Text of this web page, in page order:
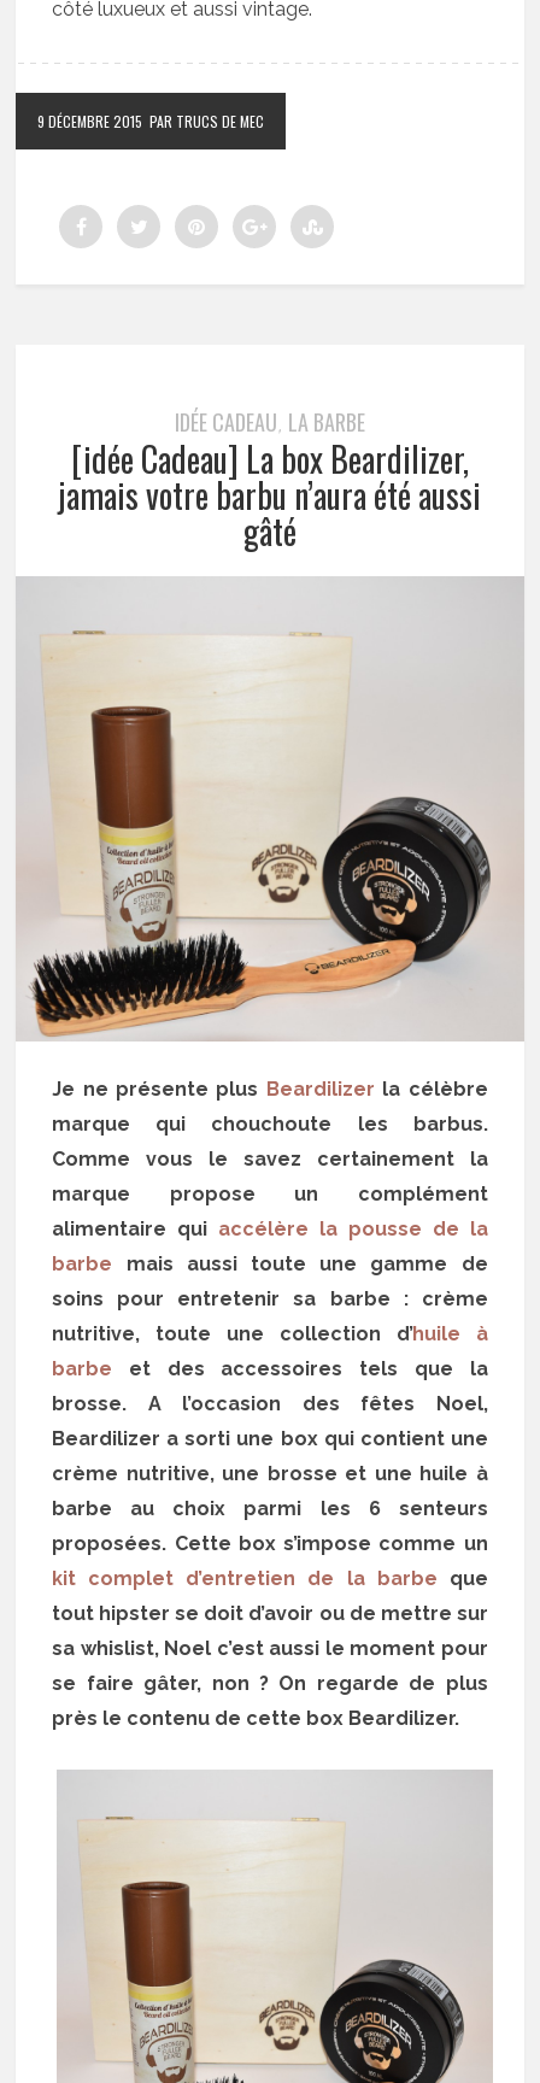
côté luxueux et aussi vintage.
9 DÉCEMBRE 2015 PAR TRUCS DE MEC
IDÉE CADEAU, LA BARBE
[idée Cadeau] La box Beardilizer,
jamais votre barbu n’aura été aussi
gâté
Je ne présente plus Beardilizer la célèbre
marque qui chouchoute les barbus.
Comme vous le savez certainement la
marque propose un complément
alimentaire qui accélère la pousse de la
barbe mais aussi toute une gamme de
soins pour entretenir sa barbe : crème
nutritive, toute une collection d’huile à
barbe et des accessoires tels que la
brosse. A l’occasion des fêtes Noel,
Beardilizer a sorti une box qui contient une
crème nutritive, une brosse et une huile à
barbe au choix parmi les 6 senteurs
proposées. Cette box s’impose comme un
kit complet d’entretien de la barbe que
tout hipster se doit d’avoir ou de mettre sur
sa whislist, Noel c’est aussi le moment pour
se faire gâter, non ? On regarde de plus
près le contenu de cette box Beardilizer.